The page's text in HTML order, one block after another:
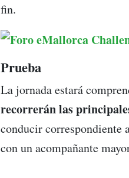
fin.
Prueba
La jornada estará
recorrerán las
conducir correspondiente
con un acompañante